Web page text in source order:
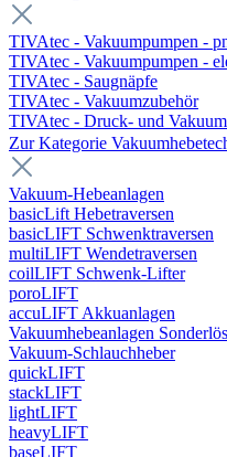
TIVAtec - Vakuumpumpen -
TIVAtec - Vakuumpumpen -
TIVAtec - Saugnäpfe
TIVAtec - Vakuumzubehör
TIVAtec - Druck- und
Zur Kategorie
Vakuum-Hebeanlagen
basicLift Hebetraversen
basicLIFT Schwenktraversen
multiLIFT Wendetraversen
coilLIFT Schwenk-Lifter
poroLIFT
accuLIFT Akkuanlagen
Vakuumhebeanlagen
Vakuum-Schlauchheber
quickLIFT
stackLIFT
lightLIFT
heavyLIFT
baseLIFT